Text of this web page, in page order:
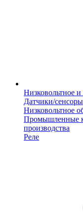
Низковольтное
Датчики/сенсоры
Низковольтное
Промышленные
производства
Реле